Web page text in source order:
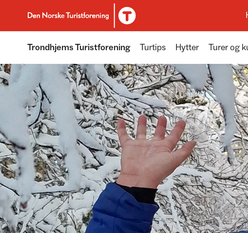
Til DNT.no forside
Trondhjems Turistforening Turtips Hytter Turer og